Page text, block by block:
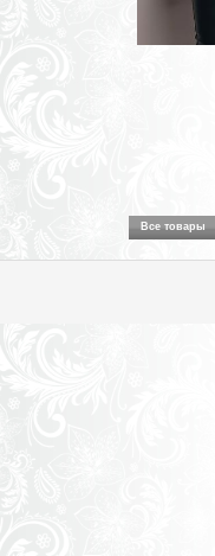
Все товары